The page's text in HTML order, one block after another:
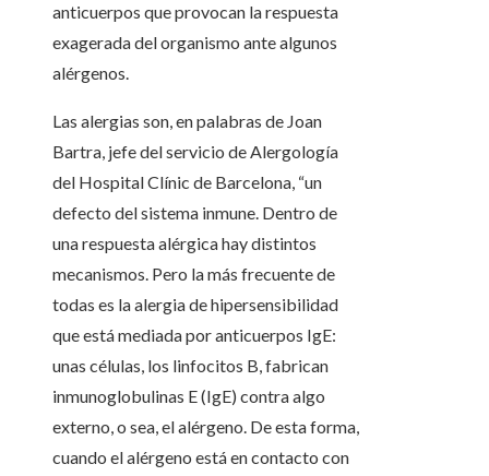
anticuerpos que provocan la respuesta
exagerada del organismo ante algunos
alérgenos.
Las alergias son, en palabras de Joan
Bartra, jefe del servicio de Alergología
del Hospital Clínic de Barcelona, “un
defecto del sistema inmune. Dentro de
una respuesta alérgica hay distintos
mecanismos. Pero la más frecuente de
todas es la alergia de hipersensibilidad
que está mediada por anticuerpos IgE:
unas células, los linfocitos B, fabrican
inmunoglobulinas E (IgE) contra algo
externo, o sea, el alérgeno. De esta forma,
cuando el alérgeno está en contacto con